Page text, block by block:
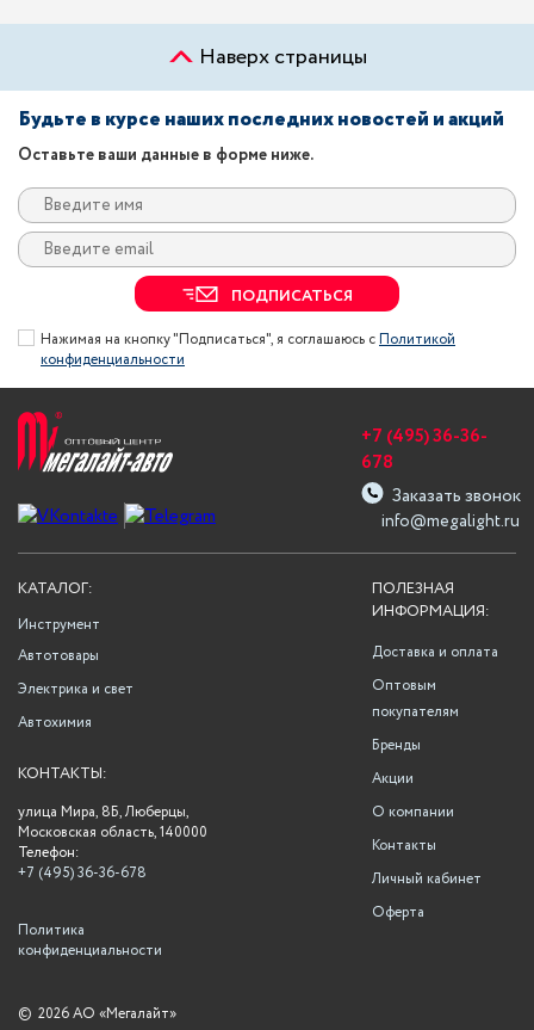
Наверх страницы
Будьте в курсе наших последних новостей и акций
Оставьте ваши данные в форме ниже.
ПОДПИСАТЬСЯ
Нажимая на кнопку "Подписаться", я соглашаюсь сПолитикой
конфиденциальности
info@megalight.ru
+7 (495) 36-36-
678
Заказать звонок
ПОЛЕЗНАЯ
ИНФОРМАЦИЯ:
Доставка и оплата
Оптовым
покупателям
Бренды
Акции
О компании
Контакты
Личный кабинет
Оферта
КАТАЛОГ:
Инструмент
Автотовары
Электрика и свет
Автохимия
КОНТАКТЫ:
улица Мира, 8Б, Люберцы,
Московская область, 140000
Телефон:
+7 (495) 36-36-678
Политика
конфиденциальности
© 2026 АО «Мегалайт»